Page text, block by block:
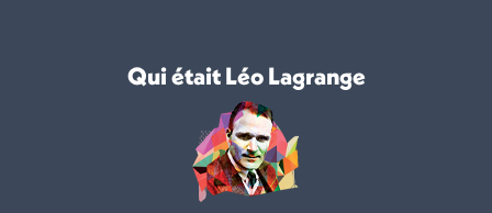
Qui était Léo Lagrange